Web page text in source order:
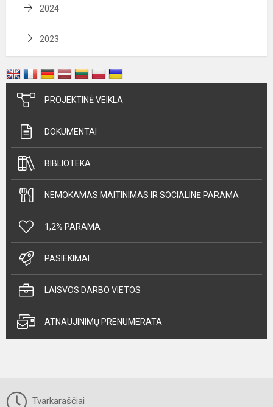
2024
2023
PROJEKTINĖ VEIKLA
DOKUMENTAI
BIBLIOTEKA
NEMOKAMAS MAITINIMAS IR SOCIALINĖ PARAMA
1,2% PARAMA
PASIEKIMAI
LAISVOS DARBO VIETOS
ATNAUJINIMŲ PRENUMERATA
Tvarkaraščiai